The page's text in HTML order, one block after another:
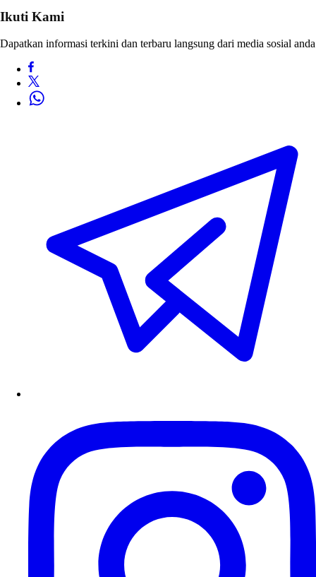
Ikuti Kami
Dapatkan informasi terkini dan terbaru langsung dari media sosial anda